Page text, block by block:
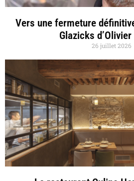
Vers une fermeture
Glazicks
26 juillet 2026